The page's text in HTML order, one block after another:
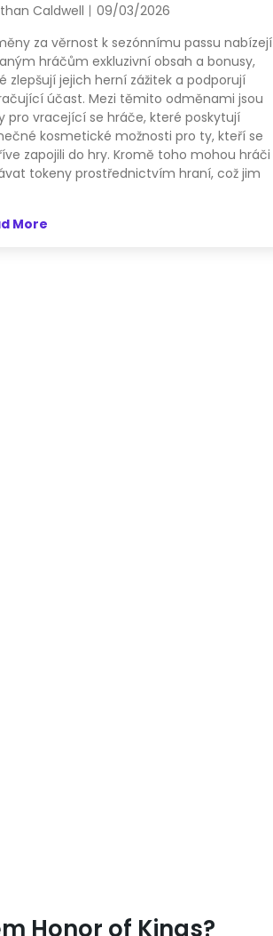
Caldwell
09/03/2026
za věrnost k sezónnímu passu nabízejí
hráčům exkluzivní obsah a bonusy,
zlepšují jejich herní zážitek a podporují
účast. Mezi těmito odměnami jsou
pro vracející se hráče, které poskytují
kosmetické možnosti pro ty, kteří se
zapojili do hry. Kromě toho mohou hráči
tokeny prostřednictvím hraní, což jim
More
Honor of Kings?